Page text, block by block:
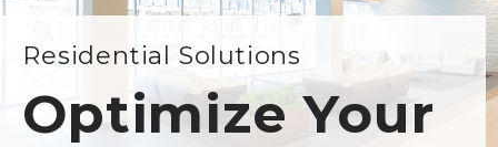
Residential Solutions
Optimize Your